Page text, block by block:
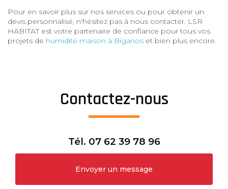
Pour en savoir plus sur nos services ou pour obtenir un
devis personnalisé, n'hésitez pas à nous contacter. LSR
HABITAT est votre partenaire de confiance pour tous vos
projets de humidité maison à Biganos et bien plus encore.
Contactez-nous
Tél. 07 62 39 78 96
Envoyer un message